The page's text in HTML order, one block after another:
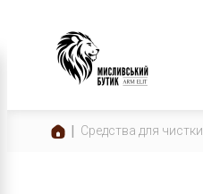
Средства для чистки